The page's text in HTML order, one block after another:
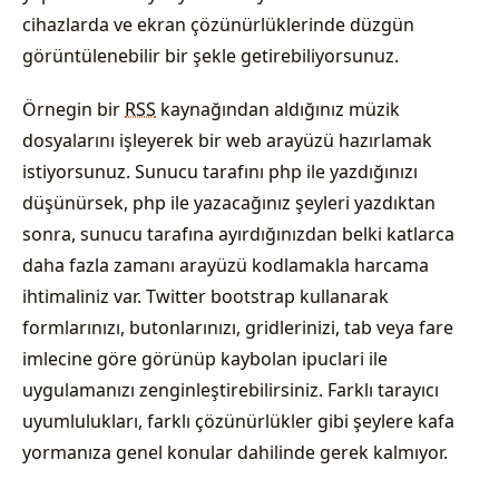
cihazlarda ve ekran çözünürlüklerinde düzgün
görüntülenebilir bir şekle getirebiliyorsunuz.
Örnegin bir RSS kaynağından aldığınız müzik
dosyalarını işleyerek bir web arayüzü hazırlamak
istiyorsunuz. Sunucu tarafını php ile yazdığınızı
düşünürsek, php ile yazacağınız şeyleri yazdıktan
sonra, sunucu tarafına ayırdığınızdan belki katlarca
daha fazla zamanı arayüzü kodlamakla harcama
ihtimaliniz var. Twitter bootstrap kullanarak
formlarınızı, butonlarınızı, gridlerinizi, tab veya fare
imlecine göre görünüp kaybolan ipuclari ile
uygulamanızı zenginleştirebilirsiniz. Farklı tarayıcı
uyumlulukları, farklı çözünürlükler gibi şeylere kafa
yormanıza genel konular dahilinde gerek kalmıyor.